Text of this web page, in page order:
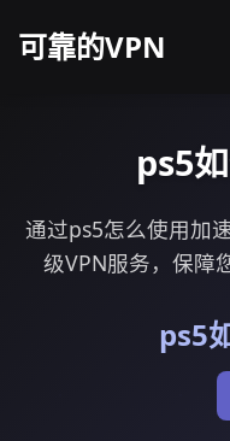
可靠的VPN
ps5
通过ps5怎么使用加
级VPN服务，保障
ps5